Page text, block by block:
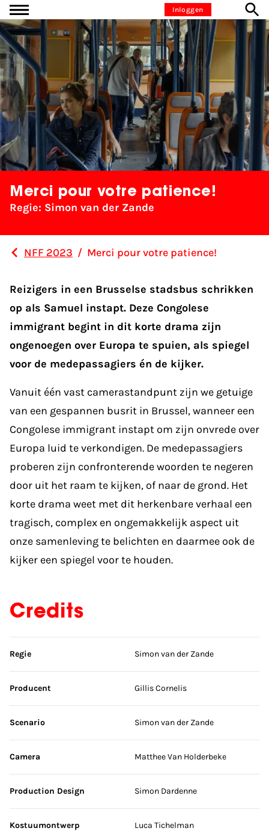
Ga naar inhoudInloggen
Merci pour votre patience!
Regie: Simon van der Zande
NFF 2023 / Merci pour votre patience!
Reizigers in een Brusselse stadsbus schrikken
op als Samuel instapt. Deze Congolese
immigrant begint in dit korte drama zijn
ongenoegen over Europa te spuien, als spiegel
voor de medepassagiers én de kijker.
Vanuit één vast camerastandpunt zijn we getuige
van een gespannen busrit in Brussel, wanneer een
Congolese immigrant instapt om zijn onvrede over
Europa luid te verkondigen. De medepassagiers
proberen zijn confronterende woorden te negeren
door uit het raam te kijken, of naar de grond. Het
korte drama weet met dit herkenbare verhaal een
tragisch, complex en ongemakkelijk aspect uit
onze samenleving te belichten en daarmee ook de
kijker een spiegel voor te houden.
Credits
Sla credits over
Regie Simon van der Zande
Producent Gillis Cornelis
Scenario Simon van der Zande
Camera Matthee Van Holderbeke
Production Design Simon Dardenne
Kostuumontwerp Luca Tichelman